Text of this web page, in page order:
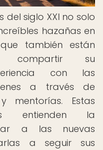
del siglo XXI no solo
hazañas en
también están
compartir su
con las
a través de
mentorías. Estas
entienden la
a las nuevas
a seguir sus